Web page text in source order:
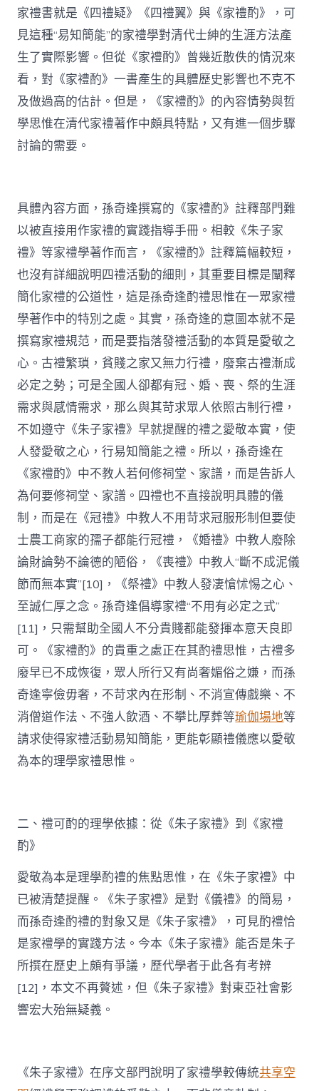
家禮書就是《四禮疑》《四禮翼》與《家禮酌》，可
見這種“易知簡能”的家禮學對清代士紳的生涯方法產
生了實際影響。但從《家禮酌》曾幾近散佚的情況來
看，對《家禮酌》一書產生的具體歷史影響也不克不
及做過高的估計。但是，《家禮酌》的內容情勢與哲
學思惟在清代家禮著作中頗具特點，又有進一個步驟
討論的需要。
具體內容方面，孫奇逢撰寫的《家禮酌》註釋部門難
以被直接用作家禮的實踐指導手冊。相較《朱子家
禮》等家禮學著作而言，《家禮酌》註釋篇幅較短，
也沒有詳細說明四禮活動的細則，其重要目標是闡釋
簡化家禮的公道性，這是孫奇逢酌禮思惟在一眾家禮
學著作中的特別之處。其實，孫奇逢的意圖本就不是
撰寫家禮規范，而是要指落發禮活動的本質是愛敬之
心。古禮繁瑣，貧賤之家又無力行禮，廢棄古禮漸成
必定之勢；可是全國人卻都有冠、婚、喪、祭的生涯
需求與感情需求，那么與其苛求眾人依照古制行禮，
不如遵守《朱子家禮》早就提醒的禮之愛敬本實，使
人發愛敬之心，行易知簡能之禮。所以，孫奇逢在
《家禮酌》中不教人若何修祠堂、家譜，而是告訴人
為何要修祠堂、家譜。四禮也不直接說明具體的儀
制，而是在《冠禮》中教人不用苛求冠服形制但要使
士農工商家的孺子都能行冠禮，《婚禮》中教人廢除
論財論勢不論德的陋俗，《喪禮》中教人“斷不成泥儀
節而無本實”[10]，《祭禮》中教人發凄愴怵惕之心、
至誠仁厚之念。孫奇逢倡導家禮“不用有必定之式”
[11]，只需幫助全國人不分貴賤都能發揮本意天良即
可。《家禮酌》的貴重之處正在其酌禮思惟，古禮多
廢早已不成恢復，眾人所行又有尚奢媚俗之嫌，而孫
奇逢寧儉毋奢，不苛求內在形制、不消宣傳戲樂、不
消僧道作法、不強人飲酒、不攀比厚葬等瑜伽場地等
請求使得家禮活動易知簡能，更能彰顯禮儀應以愛敬
為本的理學家禮思惟。
二、禮可酌的理學依據：從《朱子家禮》到《家禮
酌》
愛敬為本是理學酌禮的焦點思惟，在《朱子家禮》中
已被清楚提醒。《朱子家禮》是對《儀禮》的簡易，
而孫奇逢酌禮的對象又是《朱子家禮》，可見酌禮恰
是家禮學的實踐方法。今本《朱子家禮》能否是朱子
所撰在歷史上頗有爭議，歷代學者于此各有考辨
[12]，本文不再贅述，但《朱子家禮》對東亞社會影
響宏大殆無疑義。
《朱子家禮》在序文部門說明了家禮學較傳統共享空